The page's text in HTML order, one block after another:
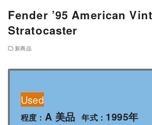
Fender ’95 American
Stratocaster
新商品
Used
程度： A 美品年式： 1995年